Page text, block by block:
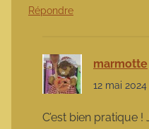
Répondre
marmotte
12 mai
C’est bien pratique !